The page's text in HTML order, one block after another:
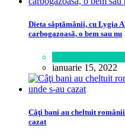
Dieta săptămânii, cu Lygia
carbogazoasă, o bem sau nu
ianuarie 15, 2022
Câţi bani au cheltuit
cazat